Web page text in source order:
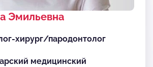
Эмильевна
хирург/пародонтолог
медицинский